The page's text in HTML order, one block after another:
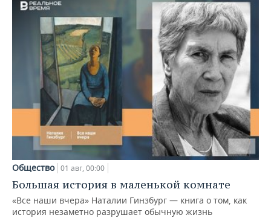
Общество 01 авг, 00:00
Большая история в маленькой комнате
«Все наши вчера» Наталии Гинзбург — книга о том, как
история незаметно разрушает обычную жизнь